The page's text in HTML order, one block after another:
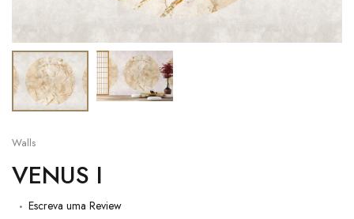
Walls
VENUS I
Escreva uma Review